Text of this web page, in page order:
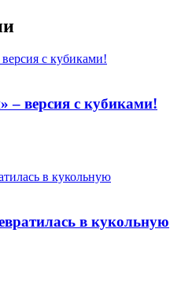
– версия с кубиками!
в кукольную